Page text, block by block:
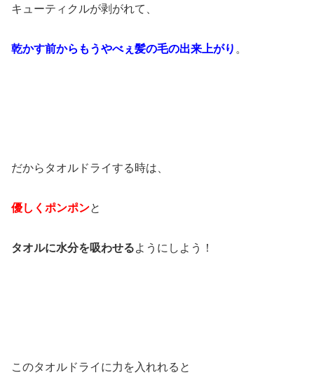
キューティクルが剥がれて、
乾かす前からもうやべぇ髪の毛の出来上がり 。
だからタオルドライする時は、
優しくポンポンと
タオルに水分を吸わせるようにしよう！
このタオルドライに力を入れれると